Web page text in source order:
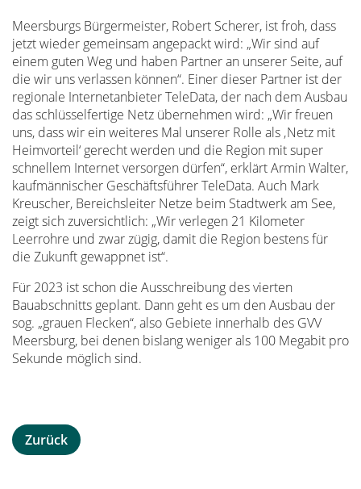
Meersburgs Bürgermeister, Robert Scherer, ist froh, dass
jetzt wieder gemeinsam angepackt wird: „Wir sind auf
einem guten Weg und haben Partner an unserer Seite, auf
die wir uns verlassen können“. Einer dieser Partner ist der
regionale Internetanbieter TeleData, der nach dem Ausbau
das schlüsselfertige Netz übernehmen wird: „Wir freuen
uns, dass wir ein weiteres Mal unserer Rolle als ‚Netz mit
Heimvorteil‘ gerecht werden und die Region mit super
schnellem Internet versorgen dürfen“, erklärt Armin Walter,
kaufmännischer Geschäftsführer TeleData. Auch Mark
Kreuscher, Bereichsleiter Netze beim Stadtwerk am See,
zeigt sich zuversichtlich: „Wir verlegen 21 Kilometer
Leerrohre und zwar zügig, damit die Region bestens für
die Zukunft gewappnet ist“.
Für 2023 ist schon die Ausschreibung des vierten
Bauabschnitts geplant. Dann geht es um den Ausbau der
sog. „grauen Flecken“, also Gebiete innerhalb des GVV
Meersburg, bei denen bislang weniger als 100 Megabit pro
Sekunde möglich sind.
Zurück